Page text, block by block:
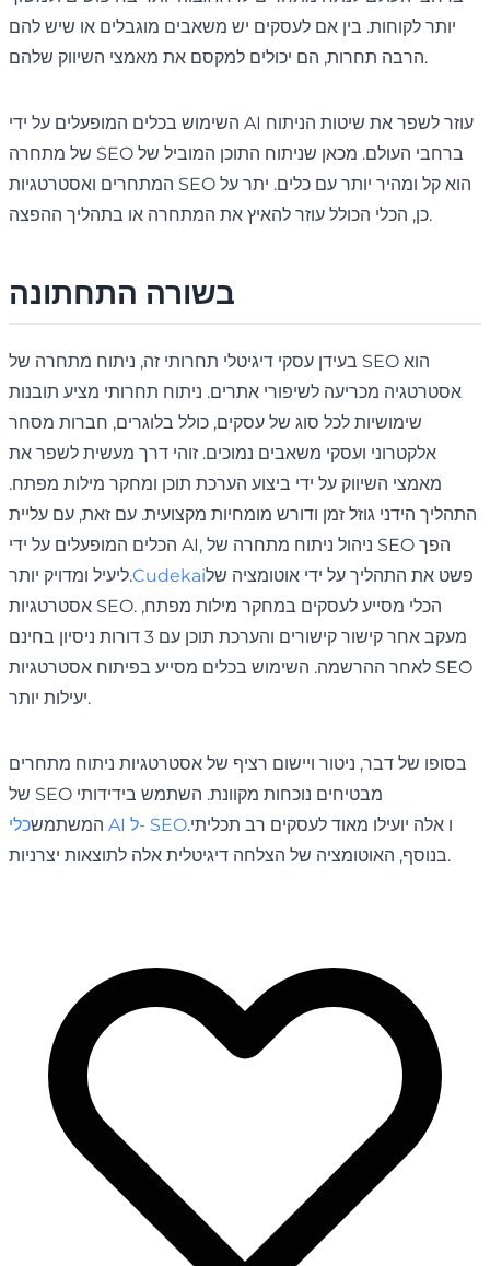
יותר לקוחות. בין אם לעסקים יש משאבים מוגבלים או שיש להם
הרבה תחרות, הם יכולים למקסם את מאמצי השיווק שלהם.
השימוש בכלים המופעלים על ידי AI עוזר לשפר את שיטות הניתוח
של מתחרה SEO ברחבי העולם. מכאן שניתוח התוכן המוביל של
המתחרים ואסטרטגיות SEO הוא קל ומהיר יותר עם כלים. יתר על
כן, הכלי הכולל עוזר להאיץ את המתחרה או בתהליך ההפצה.
בשורה התחתונה
בעידן עסקי דיגיטלי תחרותי זה, ניתוח מתחרה של SEO הוא
אסטרטגיה מכריעה לשיפורי אתרים. ניתוח תחרותי מציע תובנות
שימושיות לכל סוג של עסקים, כולל בלוגרים, חברות מסחר
אלקטרוני ועסקי משאבים נמוכים. זוהי דרך מעשית לשפר את
מאמצי השיווק על ידי ביצוע הערכת תוכן ומחקר מילות מפתח.
התהליך הידני גוזל זמן ודורש מומחיות מקצועית. עם זאת, עם עליית
הכלים המופעלים על ידי AI, ניהול ניתוח מתחרה של SEO הפך
ליעיל ומדויק יותר.Cudekaiפשט את התהליך על ידי אוטומציה של
אסטרטגיות SEO. הכלי מסייע לעסקים במחקר מילות מפתח,
מעקב אחר קישור קישורים והערכת תוכן עם 3 דורות ניסיון בחינם
לאחר ההרשמה. השימוש בכלים מסייע בפיתוח אסטרטגיות SEO
יעילות יותר.
בסופו של דבר, ניטור ויישום רציף של אסטרטגיות ניתוח מתחרים
של SEO מבטיחים נוכחות מקוונת. השתמש בידידותי
המשתמש
כלי AI ל- SEOו אלה יועילו מאוד לעסקים רב תכליתי.
בנוסף, האוטומציה של הצלחה דיגיטלית אלה לתוצאות יצרניות.